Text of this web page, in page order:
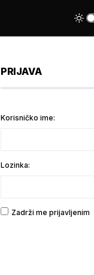
PRIJAVA
Korisničko ime:
Lozinka:
Zadrži me prijavljenim